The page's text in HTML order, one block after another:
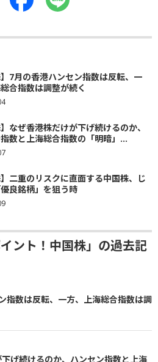
】7月の香港ハンセン指数は反転、一
合指数は調整が続く
】なぜ香港株だけが下げ続けるのか、
数と上海総合指数の「明暗」...
】二重のリスクに直面する中国株、じ
良銘柄」を狙う時
ント！中国株」の過去記
指数は反転、一方、上海総合指数は調
下げ続けるのか、ハンセン指数と上海